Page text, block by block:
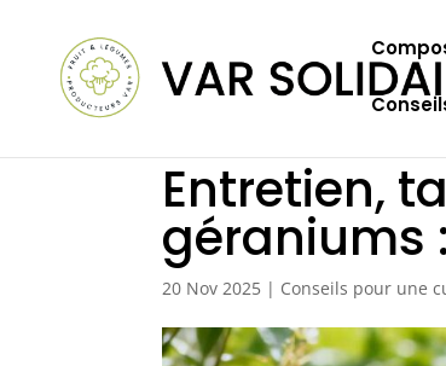
Entretien,
géraniums
20 Nov 2025 | Conseils pour une